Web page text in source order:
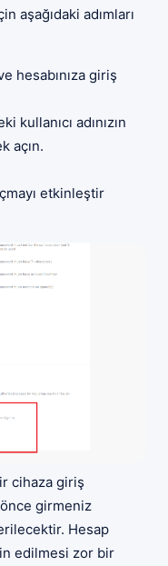
aşağıdaki adımları
hesabınıza giriş
kullanıcı adınızın
açın.
etkinleştir
cihaza giriş
girmeniz
Hesap
edilmesi zor bir